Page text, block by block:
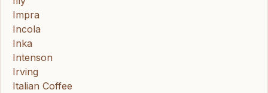
Impra
Incola
Inka
Intenson
Irving
Italian Coffee